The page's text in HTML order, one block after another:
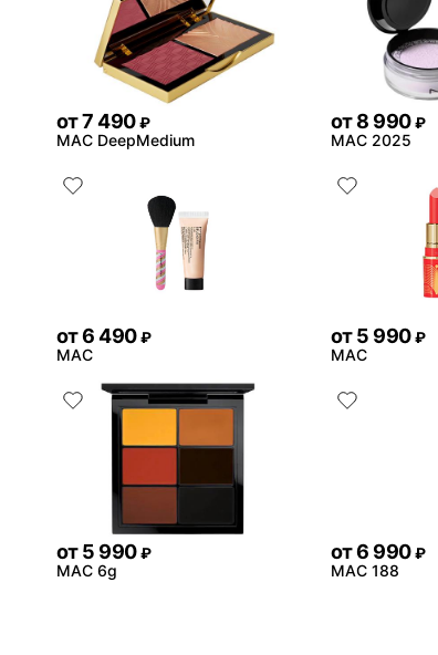
от7 490 ₽
MAC DeepMedium
от8 990 ₽
MAC 2025
от6 490 ₽
MAC
от5 990 ₽
MAC
от5 990 ₽
MAC 6g
от6 990 ₽
MAC 188